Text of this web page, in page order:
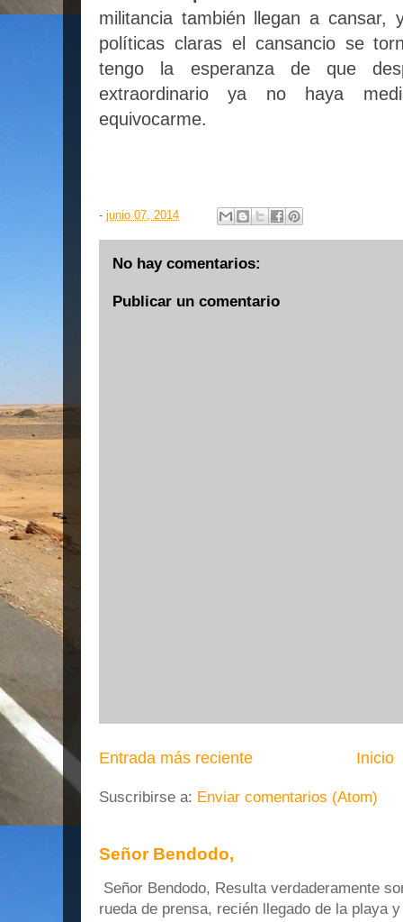
militancia también llegan a cansar,
políticas claras el cansancio se
tengo la esperanza de que
extraordinario ya no haya
equivocarme.
- junio 07, 2014
No hay comentarios:
Publicar un comentario
Entrada más reciente Inicio
Suscribirse a: Enviar comentarios (Atom)
Señor Bendodo,
Señor Bendodo, Resulta verdaderamente
rueda de prensa, recién llegado de la playa